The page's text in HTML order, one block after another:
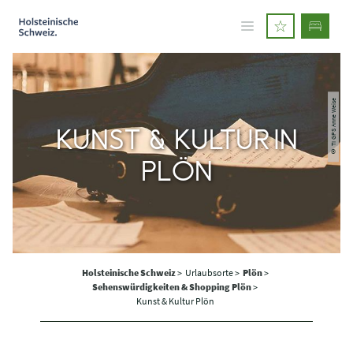
© TI GPS Anne Weise
KUNST & KULTUR IN
PLÖN
Holsteinische Schweiz> Urlaubsorte > Plön>
Sehenswürdigkeiten & Shopping Plön>
Kunst & Kultur Plön